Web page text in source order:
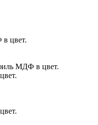
цвет.
МДФ в цвет.